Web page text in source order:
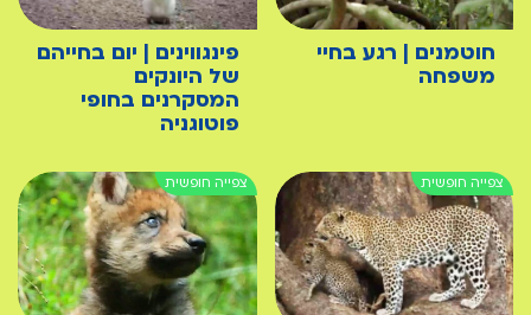
חוטמנים | רגע בחיי
משפחה
פינגווינים | יום בחייהם
של היונקים
המסקרנים בחופי
פוטוגניה